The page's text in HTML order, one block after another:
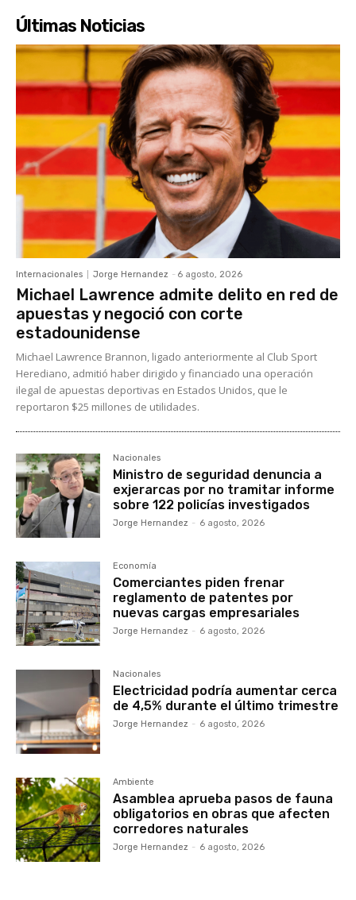
Últimas Noticias
Internacionales Jorge Hernandez - 6 agosto, 2026
Michael Lawrence admite delito en red de
apuestas y negoció con corte
estadounidense
Michael Lawrence Brannon, ligado anteriormente al Club Sport
Herediano, admitió haber dirigido y financiado una operación
ilegal de apuestas deportivas en Estados Unidos, que le
reportaron $25 millones de utilidades.
Nacionales
Ministro de seguridad denuncia a
exjerarcas por no tramitar informe
sobre 122 policías investigados
Jorge Hernandez - 6 agosto, 2026
Economía
Comerciantes piden frenar
reglamento de patentes por
nuevas cargas empresariales
Jorge Hernandez - 6 agosto, 2026
Nacionales
Electricidad podría aumentar cerca
de 4,5% durante el último trimestre
Jorge Hernandez - 6 agosto, 2026
Ambiente
Asamblea aprueba pasos de fauna
obligatorios en obras que afecten
corredores naturales
Jorge Hernandez - 6 agosto, 2026